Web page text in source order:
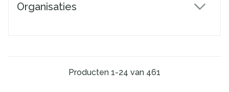
Organisaties
Producten 1-24 van 461